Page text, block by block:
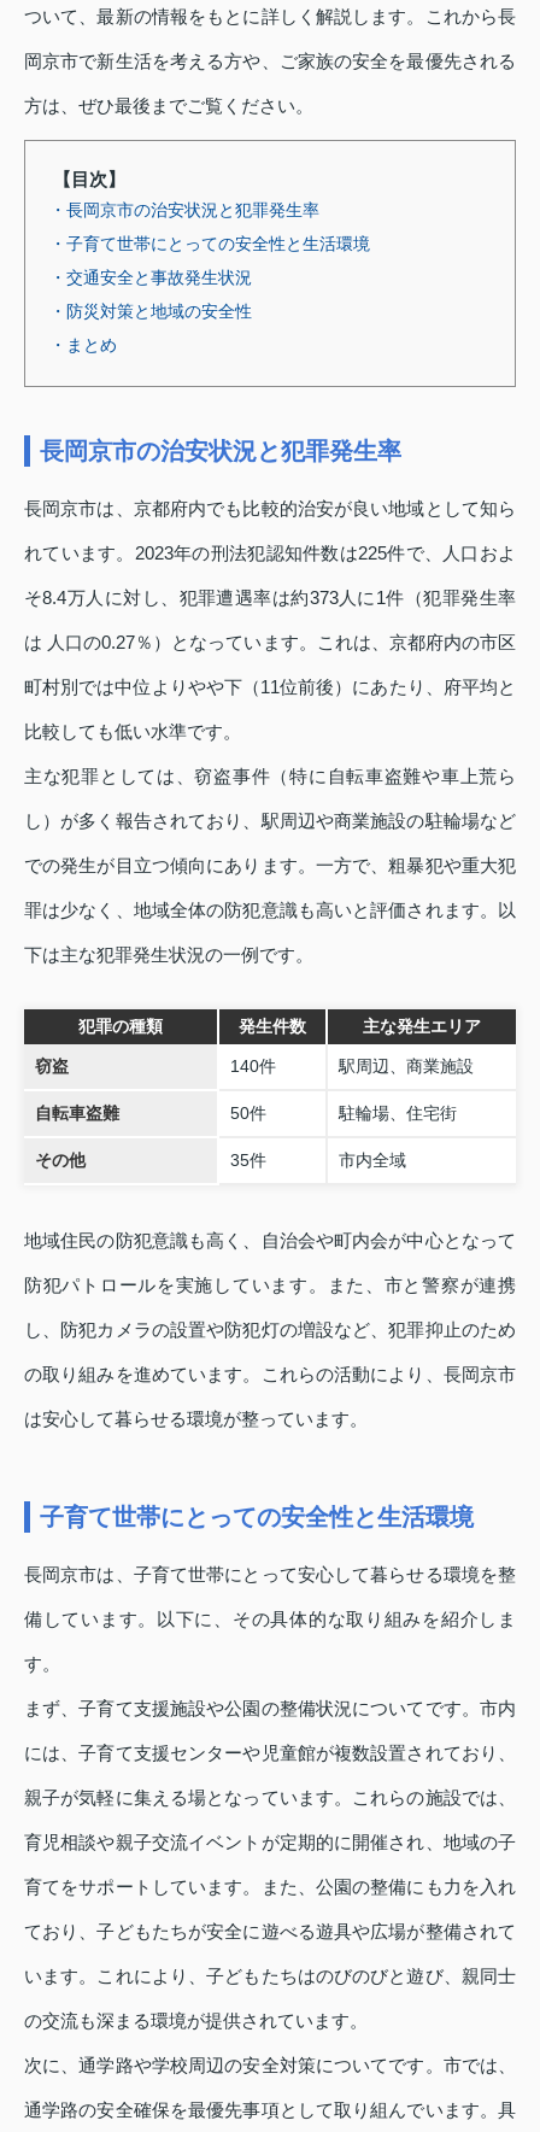
ついて、最新の情報をもとに詳しく解説します。これから長
岡京市で新生活を考える方や、ご家族の安全を最優先される
方は、ぜひ最後までご覧ください。
【目次】
・長岡京市の治安状況と犯罪発生率
・子育て世帯にとっての安全性と生活環境
・交通安全と事故発生状況
・防災対策と地域の安全性
・まとめ
長岡京市の治安状況と犯罪発生率
長岡京市は、京都府内でも比較的治安が良い地域として知ら
れています。2023年の刑法犯認知件数は225件で、人口およ
そ8.4万人に対し、犯罪遭遇率は約373人に1件（犯罪発生率
は 人口の0.27％）となっています。これは、京都府内の市区
町村別では中位よりやや下（11位前後）にあたり、府平均と
比較しても低い水準です。
主な犯罪としては、窃盗事件（特に自転車盗難や車上荒ら
し）が多く報告されており、駅周辺や商業施設の駐輪場など
での発生が目立つ傾向にあります。一方で、粗暴犯や重大犯
罪は少なく、地域全体の防犯意識も高いと評価されます。以
下は主な犯罪発生状況の一例です。
犯罪の種類 発生件数 主な発生エリア
窃盗 140件 駅周辺、商業施設
自転車盗難 50件 駐輪場、住宅街
その他 35件 市内全域
地域住民の防犯意識も高く、自治会や町内会が中心となって
防犯パトロールを実施しています。また、市と警察が連携
し、防犯カメラの設置や防犯灯の増設など、犯罪抑止のため
の取り組みを進めています。これらの活動により、長岡京市
は安心して暮らせる環境が整っています。
子育て世帯にとっての安全性と生活環境
長岡京市は、子育て世帯にとって安心して暮らせる環境を整
備しています。以下に、その具体的な取り組みを紹介しま
す。
まず、子育て支援施設や公園の整備状況についてです。市内
には、子育て支援センターや児童館が複数設置されており、
親子が気軽に集える場となっています。これらの施設では、
育児相談や親子交流イベントが定期的に開催され、地域の子
育てをサポートしています。また、公園の整備にも力を入れ
ており、子どもたちが安全に遊べる遊具や広場が整備されて
います。これにより、子どもたちはのびのびと遊び、親同士
の交流も深まる環境が提供されています。
次に、通学路や学校周辺の安全対策についてです。市では、
通学路の安全確保を最優先事項として取り組んでいます。具